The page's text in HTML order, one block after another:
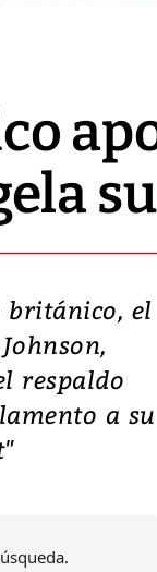
el
respaldo
a su
Terremoto
y graves